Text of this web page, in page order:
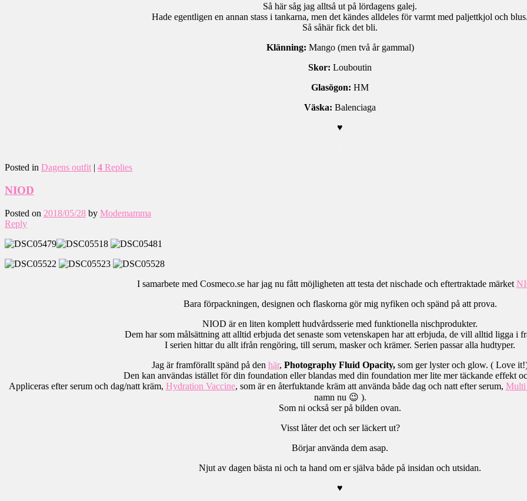
Så här såg jag alltså ut på lördagens galej.
Hade egentligen en annan stass i tankarna, men det kändes alldeles för varmt med paljettkjol och
Så såhär fick det bli.
Klänning: Mango (men två år gammal)
Skor: Louboutin
Glasögon: HM
Väska: Balenciaga
♥
Posted in Dagens outfit | 4 Replies
NIOD
Posted on 2018/05/28 by Modemamma
Reply
I samarbete med Cosmeco.se har jag nu fått möjligheten att testa det nischade och eftertraktade märket
Bara förpackningen, designen och flaskorna gör mig nyfiken och spänd på att prova.
NIOD är en liten komplett hudvårdsserie med funktionella nischprodukter.
Dem har som målsättning att alltid erbjuda det senaste som vetenskapen har att erbjuda, de vill alltid ligga i
I serien hittar du allt ifrån rengöring, till serum, masker och krämer. Serien passar alla hudtyper.
Jag är framförallt spänd på den här, Photography Fluid Opacity, som ger lyster och glow. ( Love
Den kan användas istället för din foundation eller blandas med din foundation mer lite mer täckande effekt
Appliceras efter serum och dag/natt kräm, Hydration Vaccine, som är en återfuktande kräm att använda både dag och natt efter serum, Multi
namn nu 😉 ).
Som ni också ser på bilden ovan.
Visst låter det och ser läckert ut?
Börjar använda dem asap.
Njut av dagen bästa ni och ta hand om er själva både på insidan och utsidan.
♥